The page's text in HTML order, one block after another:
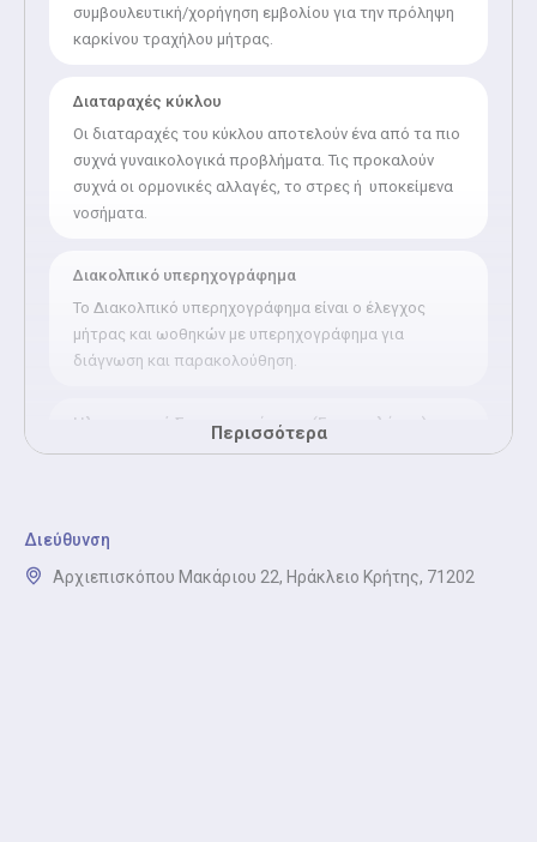
Διεύθυνση
Αρχιεπισκόπου Μακάριου 22, Ηράκλειο Κρήτης, 71202
συμβουλευτική/χορήγηση εμβολίου για την πρόληψη
καρκίνου τραχήλου μήτρας.
Διαταραχές κύκλου
Οι διαταραχές του κύκλου αποτελούν ένα από τα πιο
συχνά γυναικολογικά προβλήματα. Τις προκαλούν
συχνά οι ορμονικές αλλαγές, το στρες ή υποκείμενα
νοσήματα.
Διακολπικό υπερηχογράφημα
Το Διακολπικό υπερηχογράφημα είναι ο έλεγχος
μήτρας και ωοθηκών με υπερηχογράφημα για
διάγνωση και παρακολούθηση.
Ηλεκτρονική Συνταγογράφηση (Γυναικολόγος)
Η ηλεκτρονική συνταγογράφηση από Γυναικολόγο
στον ΕΟΠΥΥ.
Περισσότερα